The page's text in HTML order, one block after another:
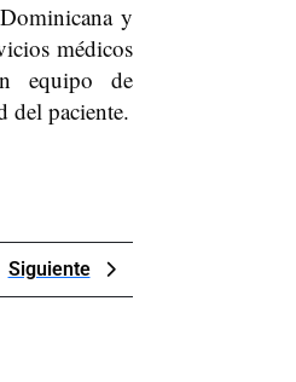
y
médicos
equipo de
del paciente.
Siguiente
Post